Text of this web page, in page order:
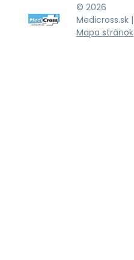
© 2026
Medicross.sk |
Mapa stránok